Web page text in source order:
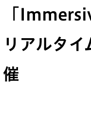
「
リアルタイ
催